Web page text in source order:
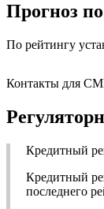
Прогноз
По рейтингу
Контакты для
Кредитный
Кредитный
последнего